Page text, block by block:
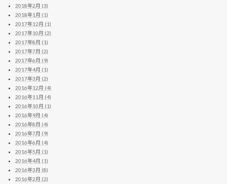
2018年2月 (3)
2018年1月 (1)
2017年12月 (1)
2017年10月 (2)
2017年8月 (1)
2017年7月 (2)
2017年6月 (9)
2017年4月 (1)
2017年3月 (2)
2016年12月 (4)
2016年11月 (4)
2016年10月 (1)
2016年9月 (4)
2016年8月 (4)
2016年7月 (9)
2016年6月 (4)
2016年5月 (1)
2016年4月 (1)
2016年3月 (8)
2016年2月 (2)